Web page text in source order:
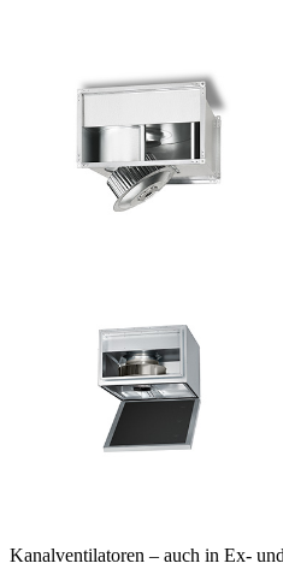
Kanalventilatoren – auch in Ex-